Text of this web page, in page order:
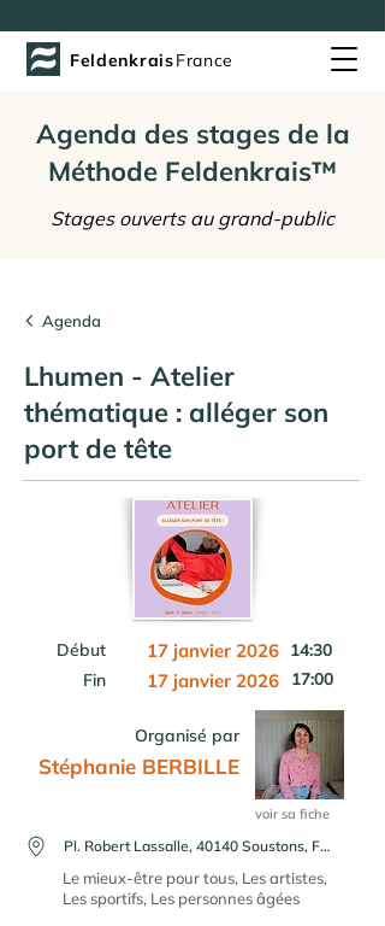
FeldenkraisFrance
Agenda des stages de la
Méthode Feldenkrais™
Stages ouverts au grand-public
Agenda
Lhumen - Atelier
thématique : alléger son
port de tête
Début 17 janvier 2026 14:30
Fin
17 janvier 2026 17:00
Organisé par
Stéphanie BERBILLE
voir sa fiche
Pl. Robert Lassalle, 40140 Soustons, France
Le mieux-être pour tous, Les artistes,
Les sportifs, Les personnes âgées